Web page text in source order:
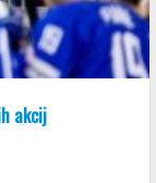
akcij